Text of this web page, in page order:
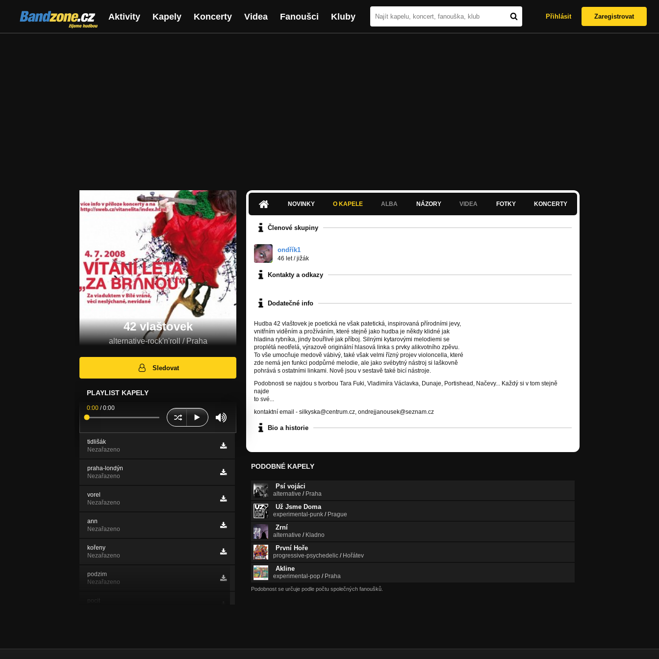
Bandzone.cz
žijeme hudbou
Aktivity Kapely Koncerty Videa Fanoušci Kluby Přihlásit Zaregistrovat
42 vlaštovek
alternative-rock'n'roll / Praha
Sledovat
PLAYLIST KAPELY
0:00 /0:00
tidlišák
Nezařazeno
praha-londýn
Nezařazeno
vorel
Nezařazeno
ann
Nezařazeno
kořeny
Nezařazeno
podzim
Nezařazeno
pocit
NOVINKY O KAPELE ALBA NÁZORY VIDEA FOTKY KONCERTY
Členové skupiny
ondřík1
46 let/jižák
Kontakty a odkazy
Dodatečné info
Hudba 42 vlaštovek je poetická ne však patetická, inspirovaná přírodními jevy,
vnitřním viděním a prožíváním, které stejně jako hudba je někdy klidné jak
hladina rybníka, jindy bouřlivé jak příboj. Silnými kytarovými melodiemi se
proplétá neotřelá, výrazově originální hlasová linka s prvky alikvotního zpěvu.
To vše umocňuje medově vábivý, také však velmi řízný projev violoncella, které
zde nemá jen funkci podpůrné melodie, ale jako svébytný nástroj si laškovně
pohrává s ostatními linkami. Nově jsou v sestavě také bicí nástroje.
Podobnosti se najdou s tvorbou Tara Fuki, Vladimíra Václavka, Dunaje, Portishead, Načevy... Každý si v tom stejně
najde
to své...
kontaktní email - silkyska@centrum.cz, ondrejjanousek@seznam.cz
Bio a historie
PODOBNÉ KAPELY
Psí vojáci
alternative / Praha
Už Jsme Doma
experimental-punk / Prague
Zrní
alternative / Kladno
První Hoře
progressive-psychedelic / Hořátev
Akline
experimental-pop / Praha
Podobnost se určuje podle počtu společných fanoušků.